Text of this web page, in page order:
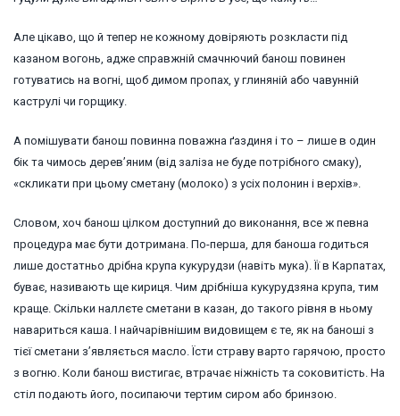
Але цікаво, що й тепер не кожному довіряють розкласти під
казаном вогонь, адже справжній смачнючий банош повинен
готуватись на вогні, щоб димом пропах, у глиняній або чавунній
каструлі чи горщику.
А помішувати банош повинна поважна ґаздиня і то – лише в один
бік та чимось дерев’яним (від заліза не буде потрібного смаку),
«скликати при цьому сметану (молоко) з усіх полонин і верхів».
Словом, хоч банош цілком доступний до виконання, все ж певна
процедура має бути дотримана. По-перша, для баноша годиться
лише достатньо дрібна крупа кукурудзи (навіть мука). Її в Карпатах,
буває, називають ще кириця. Чим дрібніша кукурудзяна крупа, тим
краще. Скільки наллєте сметани в казан, до такого рівня в ньому
навариться каша. І найчарівнішим видовищем є те, як на баноші з
тієї сметани з’являється масло. Їсти страву варто гарячою, просто
з вогню. Коли банош вистигає, втрачає ніжність та соковитість. На
стіл подають його, посипаючи тертим сиром або бринзою.